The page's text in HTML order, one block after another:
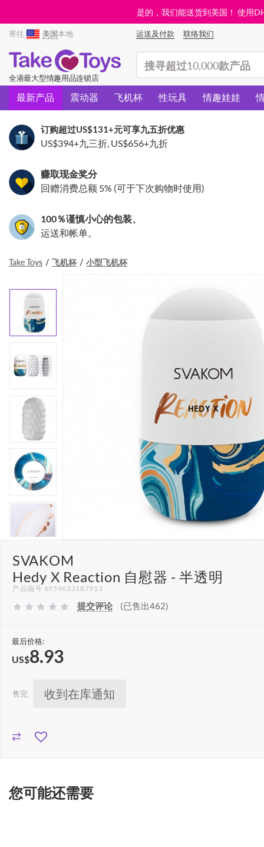
是的，我们能送货到美国！ 使用
寄往 美国本地 运送及付款 联络我们
全港最大型情趣用品连锁店
最新产品 震动器 飞机杯 性玩具 情趣娃娃
订购超过US$131+元可享九五折优惠
US$394+九三折, US$656+九折
赚取现金奖分
回赠消费总额 5% (可于下次购物时使用)
100％谨慎小心的包装、
运送和帐单。
Take Toys 飞机杯 小型飞机杯
SVAKOM
Hedy X Reaction 自慰器 - 半透明
产品编号 6959633187913
提交评论 (已售出462)
最后价格:
US$8.93
售完 收到在库通知
您可能还需要